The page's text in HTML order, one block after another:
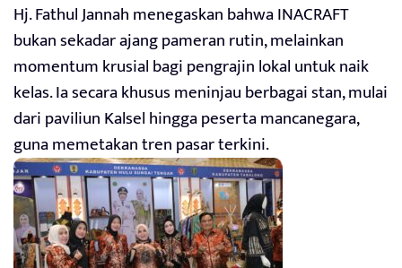
Hj. Fathul Jannah menegaskan bahwa INACRAFT
bukan sekadar ajang pameran rutin, melainkan
momentum krusial bagi pengrajin lokal untuk naik
kelas. Ia secara khusus meninjau berbagai stan, mulai
dari paviliun Kalsel hingga peserta mancanegara,
guna memetakan tren pasar terkini.